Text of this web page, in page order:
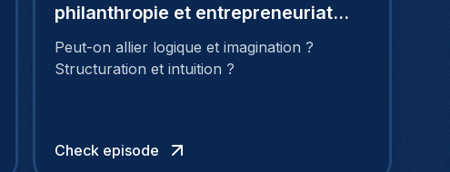
philanthropie et entrepreneuriat
avec Marie Logé
Peut-on allier logique et imagination ?
Structuration et intuition ?
Check episode